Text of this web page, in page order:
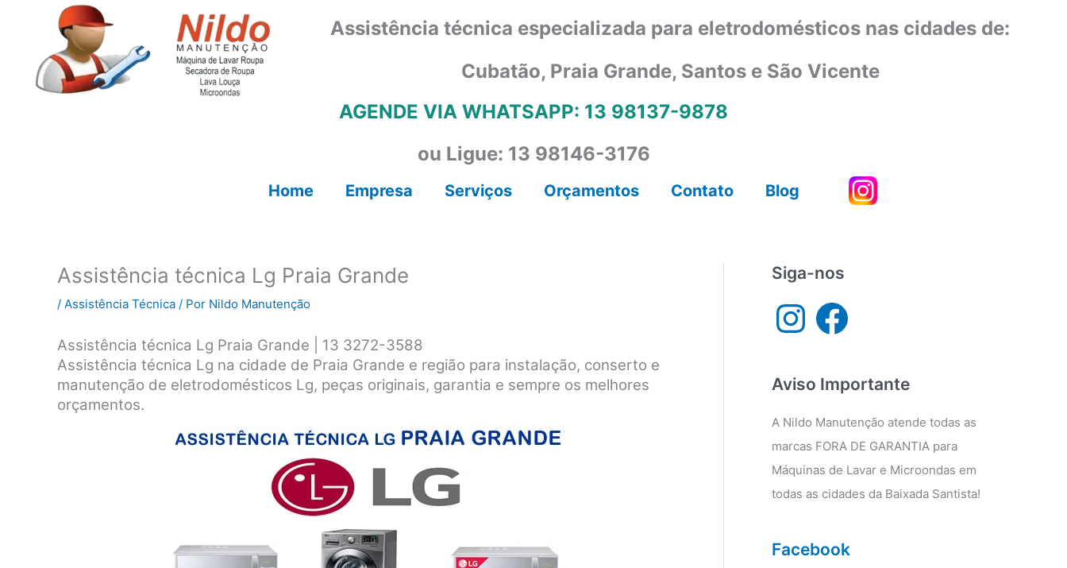
conteúdo
Assistência técnica especializada para eletrodomésticos nas cidades de:
Cubatão, Praia Grande, Santos e São Vicente
AGENDE VIA WHATSAPP: 13 98137-9878
ou Ligue: 13 98146-3176
Home Empresa Serviços Orçamentos Contato Blog
Assistência técnica Lg Praia Grande
/ Assistência Técnica / Por Nildo Manutenção
Assistência técnica Lg Praia Grande | 13 3272-3588
Assistência técnica Lg na cidade de Praia Grande e região para instalação, conserto e
manutenção de eletrodomésticos Lg, peças originais, garantia e sempre os melhores
orçamentos.
Siga-nos
n
s
a
a
c
k
Aviso Importante
A Nildo Manutenção atende todas as
marcas FORA DE GARANTIA para
Máquinas de Lavar e Microondas em
todas as cidades da Baixada Santista!
Facebook